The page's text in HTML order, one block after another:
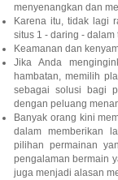
menyenangkan dan
Karena itu, tidak lagi
situs 1 - daring -
Keamanan dan
Jika Anda
hambatan, memilih
sebagai solusi bagi
dengan peluang
Banyak orang kini
dalam memberikan
pilihan permainan
pengalaman bermain
juga menjadi alasan